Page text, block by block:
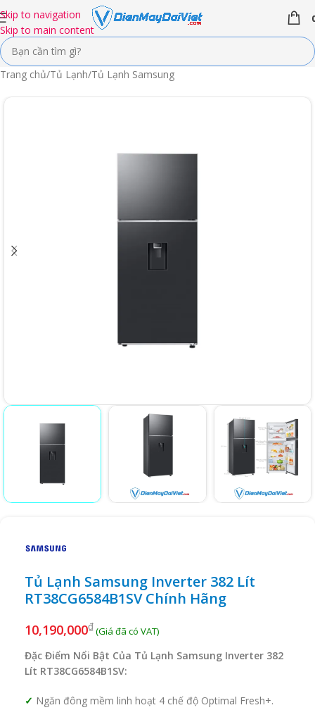
Skip to navigation
Skip to main content
Trang chủ/Tủ Lạnh/Tủ Lạnh Samsung
Tủ Lạnh Samsung Inverter 382 Lít
RT38CG6584B1SV Chính Hãng
10,190,000₫
Đặc Điểm Nổi Bật Của Tủ Lạnh Samsung Inverter 382
Lít RT38CG6584B1SV:
Ngăn đông mềm linh hoạt 4 chế độ Optimal Fresh+.